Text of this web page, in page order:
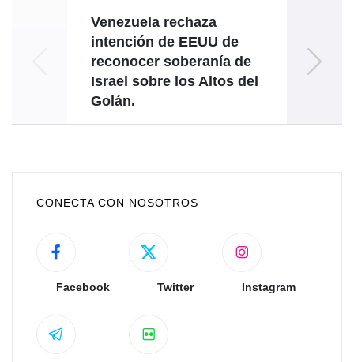
Venezuela rechaza
intención de EEUU de
reconocer soberanía de
Israel sobre los Altos del
Golán.
CONECTA CON NOSOTROS
Facebook Twitter Instagram